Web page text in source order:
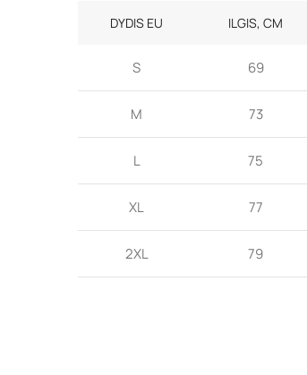
DYDIS EU ILGIS, CM
S 69
M 73
L 75
XL 77
2XL 79